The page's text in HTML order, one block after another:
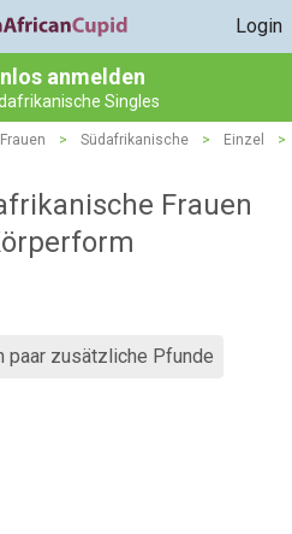
Login
anmelden
Singles
Frauen > Südafrikanische > Einzel
>
Frauen
paar zusätzliche Pfunde